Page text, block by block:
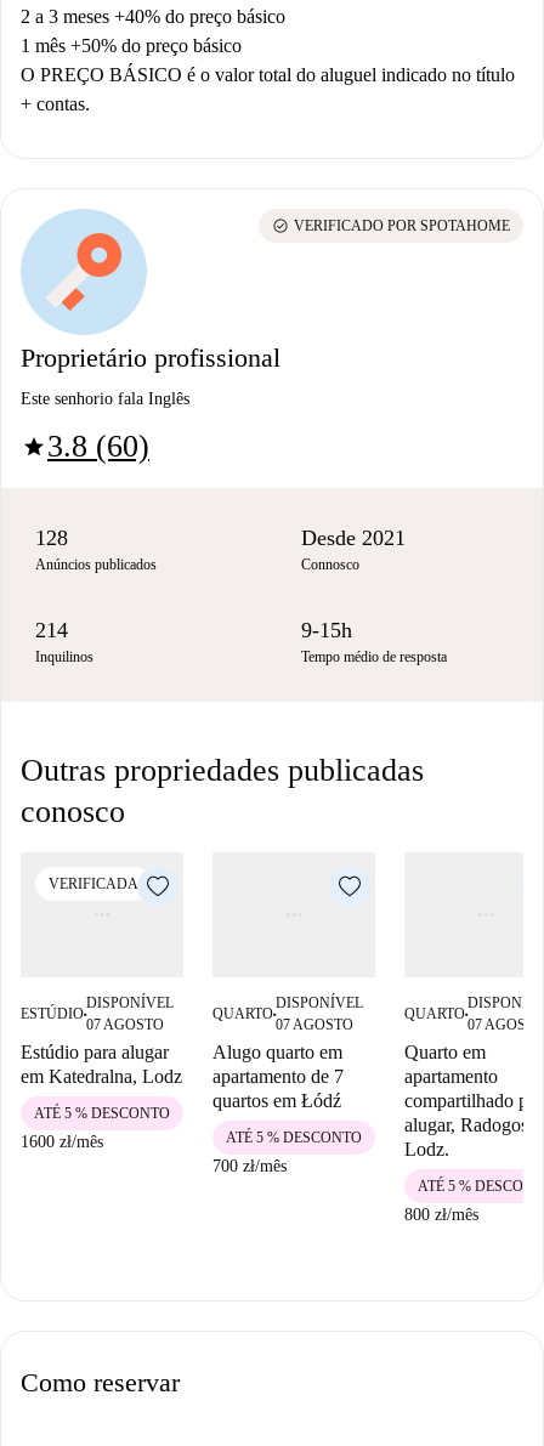
2 a 3 meses +40% do preço básico
1 mês +50% do preço básico
O PREÇO BÁSICO é o valor total do aluguel indicado no título
+ contas.
Proprietário profissional
Este senhorio fala Inglês
star3.8 (60)
check_circle VERIFICADO POR SPOTAHOME
128
Anúncios publicados
Desde 2021
Connosco
214
Inquilinos
9-15h
Tempo médio de resposta
Outras propriedades publicadas
conosco
VERIFICADA
ESTÚDIO■
DISPONÍVEL
07 AGOSTO
Estúdio para alugar
em Katedralna, Lodz
1600 zł/mês
ATÉ 5 % DESCONTO
QUARTO■
DISPONÍVEL
07 AGOSTO
Alugo quarto em
apartamento de 7
quartos em Łódź
700 zł/mês
ATÉ 5 % DESCONTO
QUARTO■
07 AGOSTO
Quarto em
apartamento
compartilhado
alugar,
Lodz.
800 zł/mês
ATÉ 5 %
Como reservar